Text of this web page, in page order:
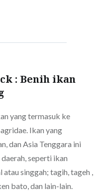
: Benih ikan
yang termasuk ke
Ikan yang
dan Asia Tenggara ini
seperti ikan
atau singgah; tagih, tageh ,
bato, dan lain-lain.